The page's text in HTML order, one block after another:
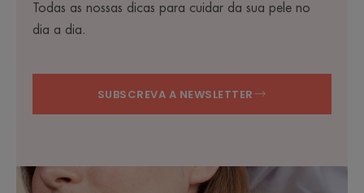
Todas as nossas dicas para cuidar da sua pele no
dia a dia.
SUBSCREVA A NEWSLETTER